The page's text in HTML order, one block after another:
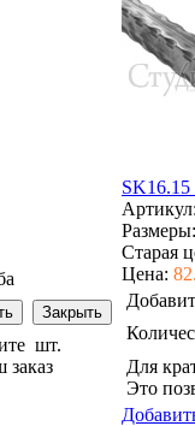
шт.
заказ
SK16.15
Старая
Цена:
Для
Это